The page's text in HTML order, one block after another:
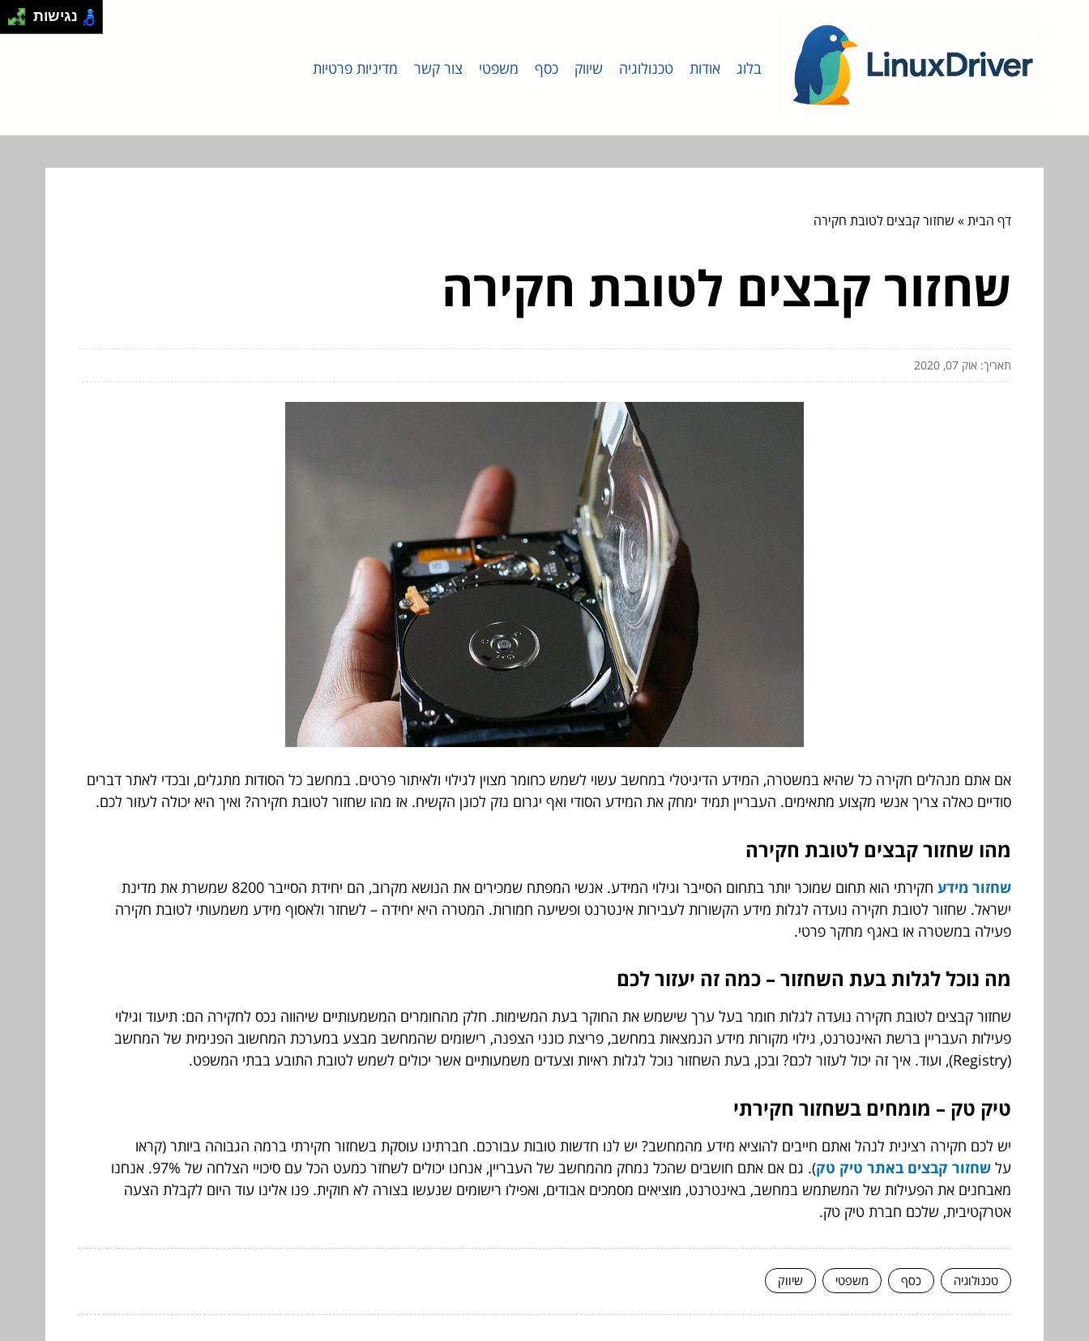
בלוג אודות טכנולוגיה שיווק כסף משפטי צור קשר מדיניות פרטיות
דף הבית» שחזור קבצים לטובת חקירה
שחזור קבצים לטובת חקירה
תאריך: אוק 07, 2020
אם אתם מנהלים חקירה כל שהיא במשטרה, המידע הדיגיטלי במחשב עשוי לשמש כחומר מצוין לגילוי ולאיתור פרטים. במחשב כל הסודות מתגלים, ובכדי לאתר דברים
סודיים כאלה צריך אנשי מקצוע מתאימים. העבריין תמיד ימחק את המידע הסודי ואף יגרום נזק לכונן הקשיח. אז מהו שחזור לטובת חקירה? ואיך היא יכולה לעזור לכם.
מהו שחזור קבצים לטובת חקירה
שחזור מידע
חקירתי הוא תחום שמוכר יותר בתחום הסייבר וגילוי המידע. אנשי המפתח שמכירים את הנושא מקרוב, הם יחידת הסייבר 8200 שמשרת את מדינת
ישראל. שחזור לטובת חקירה נועדה לגלות מידע הקשורות לעבירות אינטרנט ופשיעה חמורות. המטרה היא יחידה – לשחזר ולאסוף מידע משמעותי לטובת חקירה
פעילה במשטרה או באגף מחקר פרטי.
מה נוכל לגלות בעת השחזור – כמה זה יעזור לכם
שחזור קבצים לטובת חקירה נועדה לגלות חומר בעל ערך שישמש את החוקר בעת המשימות. חלק מהחומרים המשמעותיים שיהווה נכס לחקירה הם: תיעוד וגילוי
פעילות העבריין ברשת האינטרנט, גילוי מקורות מידע הנמצאות במחשב, פריצת כונני הצפנה, רישומים שהמחשב מבצע במערכת המחשוב הפנימית של המחשב
(Registry), ועוד. איך זה יכול לעזור לכם? ובכן, בעת השחזור נוכל לגלות ראיות וצעדים משמעותיים אשר יכולים לשמש לטובת התובע בבתי המשפט.
טיק טק – מומחים בשחזור חקירתי
יש לכם חקירה רצינית לנהל ואתם חייבים להוציא מידע מהמחשב? יש לנו חדשות טובות עבורכם. חברתינו עוסקת בשחזור חקירתי ברמה הגבוהה ביותר (קראו
על שחזור קבצים באתר טיק טק)
. גם אם אתם חושבים שהכל נמחק מהמחשב של העבריין, אנחנו יכולים לשחזר כמעט הכל עם סיכויי הצלחה של 97%. אנחנו
מאבחנים את הפעילות של המשתמש במחשב, באינטרנט, מוציאים מסמכים אבודים, ואפילו רישומים שנעשו בצורה לא חוקית. פנו אלינו עוד היום לקבלת הצעה
אטרקטיבית, שלכם חברת טיק טק.
טכנולוגיה כסף משפטי שיווק
נגישות